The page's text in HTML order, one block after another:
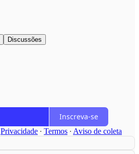
Discussões
Inscreva-se
Privacidade ∙ Termos ∙ Aviso de coleta